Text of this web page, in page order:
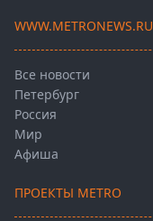
WWW.METRONEWS.RU
Все новости
Петербург
Россия
Мир
Афиша
ПРОЕКТЫ METRO